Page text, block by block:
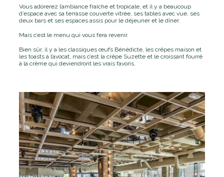
Vous adorerez l’ambiance fraîche et tropicale, et il y a beaucoup
d’espace avec sa terrasse couverte vitrée, ses tables avec vue, ses
deux bars et ses espaces assis pour le déjeuner et le dîner.
Mais c’est le menu qui vous fera revenir.
Bien sûr, il y a les classiques œufs Bénédicte, les crêpes maison et
les toasts à l’avocat, mais c’est la crêpe Suzette et le croissant fourré
à la crème qui deviendront les vrais favoris.